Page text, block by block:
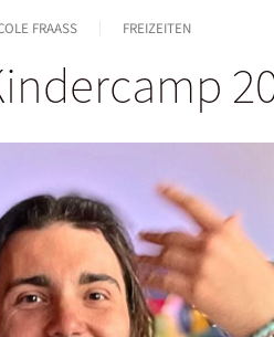
FRAASS FREIZEITEN